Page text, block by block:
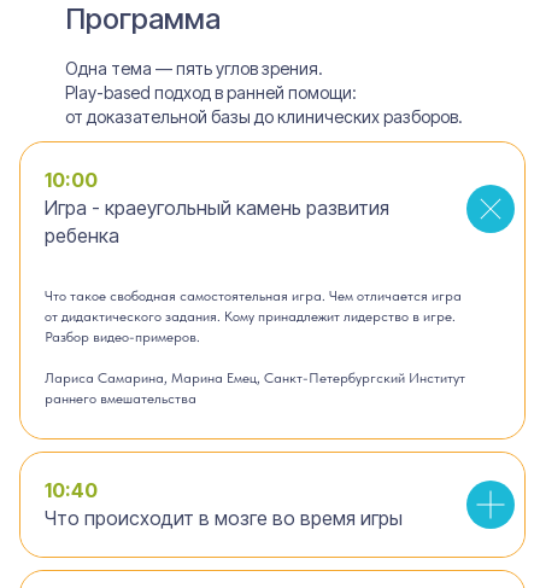
Программа
Одна тема — пять углов зрения.
Play-based подход в ранней помощи:
от доказательной базы до клинических разборов.
10:00
Игра - краеугольный камень развития
ребенка
Что такое свободная самостоятельная игра. Чем отличается игра
от дидактического задания. Кому принадлежит лидерство в игре.
Разбор видео-примеров.
Лариса Самарина, Марина Емец, Санкт-Петербургский Институт
раннего вмешательства
10:40
Что происходит в мозге во время игры